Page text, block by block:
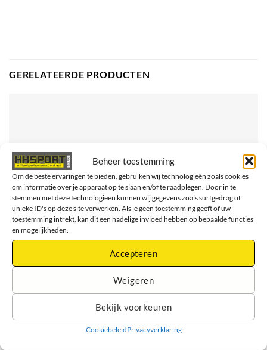
Beheer toestemming
Om de beste ervaringen te bieden, gebruiken wij technologieën zoals cookies
om informatie over je apparaat op te slaan en/of te raadplegen. Door in te
stemmen met deze technologieën kunnen wij gegevens zoals surfgedrag of
unieke ID's op deze site verwerken. Als je geen toestemming geeft of uw
toestemming intrekt, kan dit een nadelige invloed hebben op bepaalde functies
en mogelijkheden.
Accepteren
Weigeren
Bekijk voorkeuren
CookiebeleidPrivacyverklaring
GERELATEERDE PRODUCTEN